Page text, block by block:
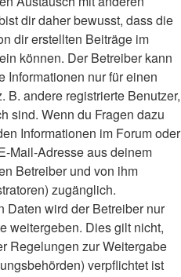
dir daher bewusst, dass die
dir erstellten Beiträge im
können. Der Betreiber kann
Informationen nur für einen
B. andere registrierte Benutzer,
sind. Wenn du Fragen dazu
Informationen im Forum oder
Mail-Adresse aus deinem
Betreiber und von ihm
zugänglich.
Daten wird der Betreiber nur
weitergeben. Dies gilt nicht,
Regelungen zur Weitergabe
verpflichtet ist